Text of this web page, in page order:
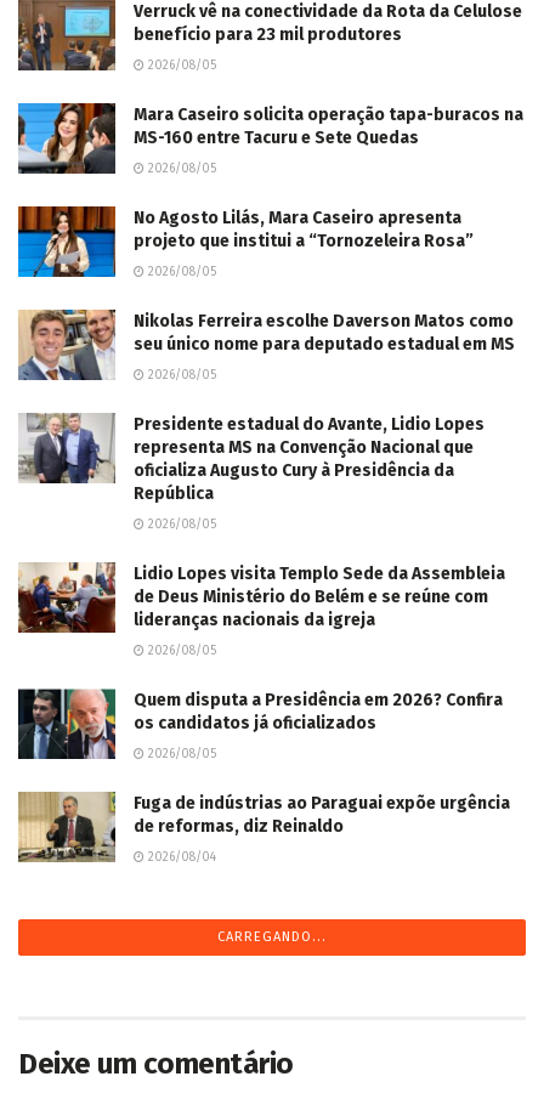
Verruck vê na conectividade da Rota da Celulose
benefício para 23 mil produtores
2026/08/05
Mara Caseiro solicita operação tapa-buracos na
MS-160 entre Tacuru e Sete Quedas
2026/08/05
No Agosto Lilás, Mara Caseiro apresenta
projeto que institui a “Tornozeleira Rosa”
2026/08/05
Nikolas Ferreira escolhe Daverson Matos como
seu único nome para deputado estadual em MS
2026/08/05
Presidente estadual do Avante, Lidio Lopes
representa MS na Convenção Nacional que
oficializa Augusto Cury à Presidência da
República
2026/08/05
Lidio Lopes visita Templo Sede da Assembleia
de Deus Ministério do Belém e se reúne com
lideranças nacionais da igreja
2026/08/05
Quem disputa a Presidência em 2026? Confira
os candidatos já oficializados
2026/08/05
Fuga de indústrias ao Paraguai expõe urgência
de reformas, diz Reinaldo
2026/08/04
CARREGANDO...
Deixe um comentário